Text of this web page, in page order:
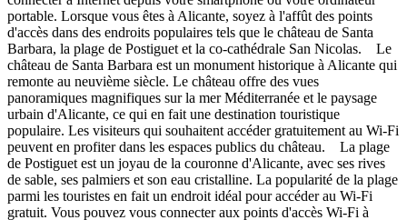
portable. Lorsque vous êtes à Alicante, soyez à l'affût des points
d'accès dans des endroits populaires tels que le château de Santa
Barbara, la plage de Postiguet et la co-cathédrale San Nicolas. Le
château de Santa Barbara est un monument historique à Alicante qui
remonte au neuvième siècle. Le château offre des vues
panoramiques magnifiques sur la mer Méditerranée et le paysage
urbain d'Alicante, ce qui en fait une destination touristique
populaire. Les visiteurs qui souhaitent accéder gratuitement au Wi-Fi
peuvent en profiter dans les espaces publics du château. La plage
de Postiguet est un joyau de la couronne d'Alicante, avec ses rives
de sable, ses palmiers et son eau cristalline. La popularité de la plage
parmi les touristes en fait un endroit idéal pour accéder au Wi-Fi
gratuit. Vous pouvez vous connecter aux points d'accès Wi-Fi à